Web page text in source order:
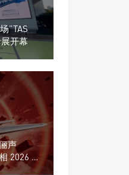
”TAS
开幕
声
2026 北